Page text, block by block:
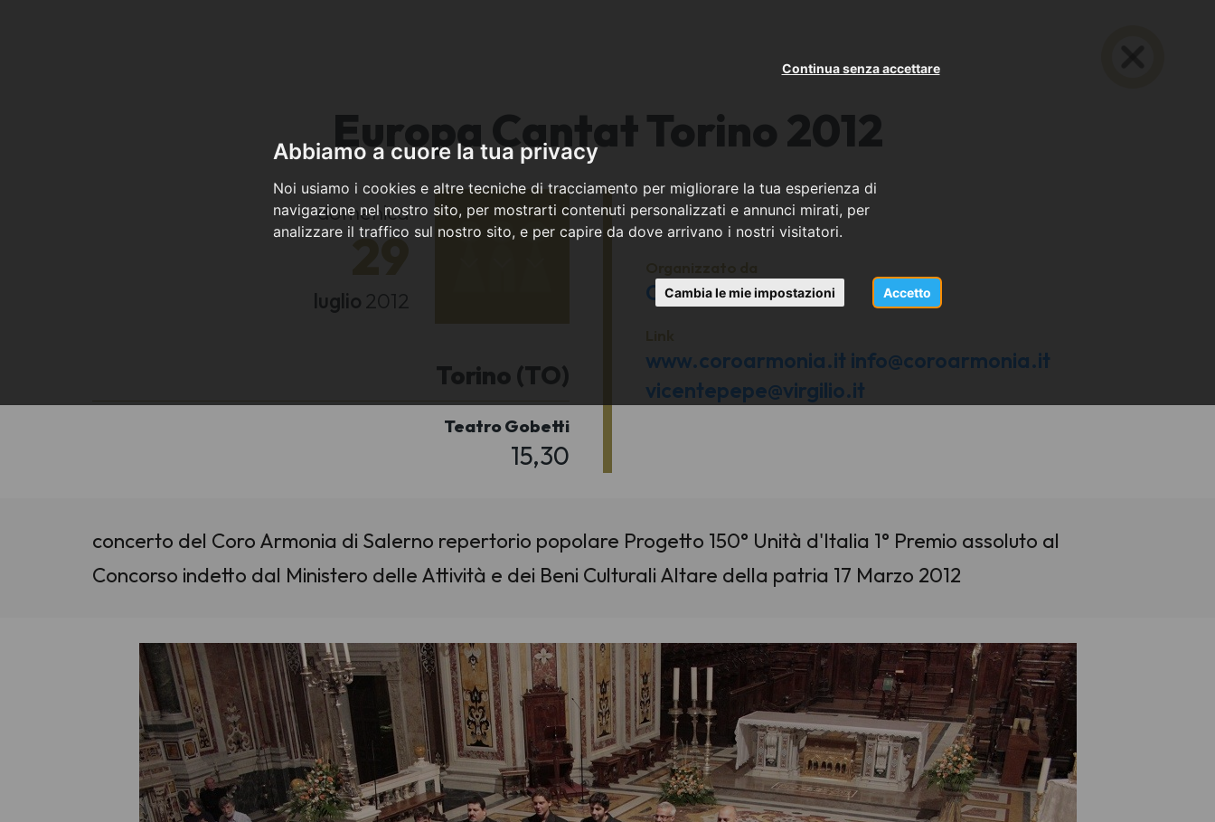
Abbiamo a cuore la tua privacy
Noi usiamo i cookies e altre tecniche di tracciamento per migliorare la tua esperienza di
navigazione nel nostro sito, per mostrarti contenuti personalizzati e annunci mirati, per
analizzare il traffico sul nostro sito, e per capire da dove arrivano i nostri visitatori.
Accetto
Continua senza accettare
Cambia le mie impostazioni
Europa Cantat Torino 2012
domenica
29
luglio 2012
Torino (TO)
Teatro Gobetti
15,30
Coro Armonia APS
www.coroarmonia.it info@coroarmonia.it
vicentepepe@virgilio.it
concerto del Coro Armonia di Salerno repertorio popolare Progetto 150° Unità d'Italia 1° Premio assoluto al
Concorso indetto dal Ministero delle Attività e dei Beni Culturali Altare della patria 17 Marzo 2012